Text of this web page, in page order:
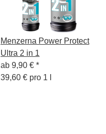
Menzerna Power Protect
Ultra 2 in 1
ab 9,90 € *
39,60 € pro 1 l